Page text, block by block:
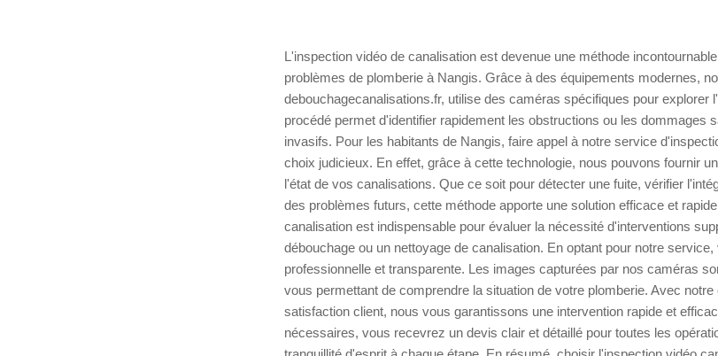
L'inspection vidéo de canalisation est devenue une méthode
problèmes de plomberie à Nangis. Grâce à des équipements modernes,
debouchagecanalisations.fr, utilise des caméras spécifiques pour explorer
procédé permet d'identifier rapidement les obstructions ou les dommages
invasifs. Pour les habitants de Nangis, faire appel à notre service
choix judicieux. En effet, grâce à cette technologie, nous pouvons fournir
l'état de vos canalisations. Que ce soit pour détecter une fuite, vérifier
des problèmes futurs, cette méthode apporte une solution efficace et
canalisation est indispensable pour évaluer la nécessité d'interventions
débouchage ou un nettoyage de canalisation. En optant pour notre
professionnelle et transparente. Les images capturées par nos caméras
vous permettant de comprendre la situation de votre plomberie. Avec
satisfaction client, nous vous garantissons une intervention rapide et
nécessaires, vous recevrez un devis clair et détaillé pour toutes les